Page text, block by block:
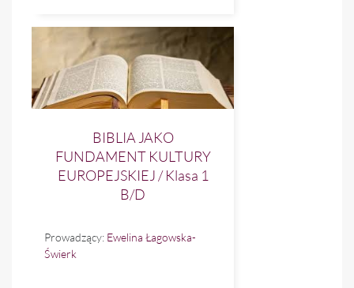
BIBLIA JAKO
FUNDAMENT KULTURY
EUROPEJSKIEJ / Klasa 1
B/D
Prowadzący: Ewelina Łagowska-
Świerk